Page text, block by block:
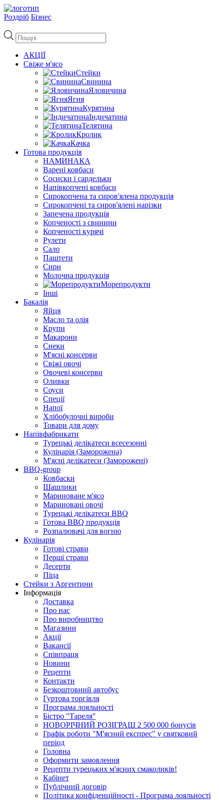
Роздріб Бізнес
Пошук
товарів
АКЦІЇ
Свіже м'ясо
Стейки
Свинина
Яловичина
Ягня
Курятина
Індичатина
Телятина
Кролик
Качка
Готова продукція
НАМИНАКА
Варені ковбаси
Сосиски і сардельки
Напівкопчені ковбаси
Сирокопчена та сиров'ялена продукція
Сирокопчені та сиров'ялені нарізки
Запечена продукція
Копченості з свинини
Копченості курячі
Рулети
Сало
Паштети
Сири
Молочна продукція
Морепродукти
Інші
Бакалія
Яйця
Масло та олія
Крупи
Макарони
Снеки
М'ясні консерви
Свіжі овочі
Овочеві консерви
Оливки
Соуси
Спеції
Напої
Хлібобулочні вироби
Товари для дому
Напівфабрикати
Турецькі делікатеси всесезонні
Кулінарія (Заморожена)
М'ясні делікатеси (Заморожені)
BBQ-group
Ковбаски
Шашлики
Мариноване м'ясо
Мариновані овочі
Турецькі делікатеси BBQ
Готова BBQ продукція
Розпалювачі для вогню
Кулінарія
Готові страви
Перші страви
Десерти
Піца
Стейки з Аргентини
Інформація
Доставка
Про нас
Про виробництво
Магазини
Акції
Вакансії
Співпраця
Новини
Рецепти
Контакти
Безкоштовний автобус
Гуртова торгівля
Програма лояльності
Бістро "Тареля"
НОВОРІЧНИЙ РОЗІГРАШ 2 500 000 бонусів
Графік роботи "М'ясний експрес" у святковий
період
Головна
Оформити замовлення
Рецепти турецьких м'ясних смаколиків!
Кабінет
Публічний договір
Політика конфіденційності - Програма лояльності